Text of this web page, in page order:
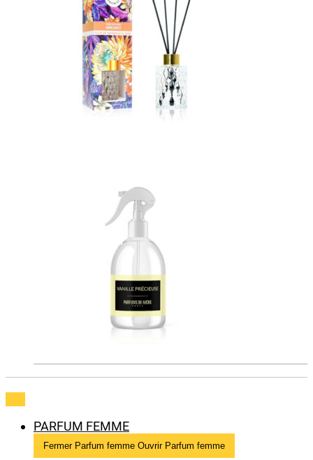
PARFUM FEMME
Fermer Parfum femme Ouvrir Parfum femme